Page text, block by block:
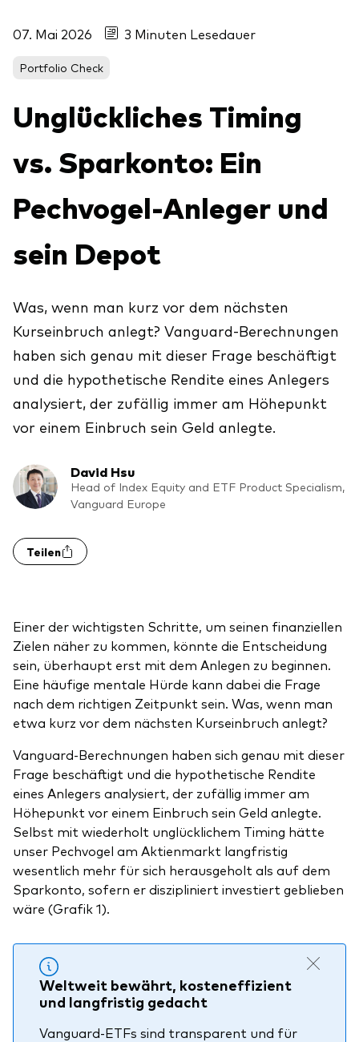
Aktien
Multi-Asset
Welt-ETFs
LifeStrategy
Ratgeber
ETF-Wissen
Unsere Anlageprinzipien
Sicherheit
Kontakt
07. Mai 2026 3 Minuten Lesedauer
Portfolio Check
Unglückliches Timing
vs. Sparkonto: Ein
Pechvogel-Anleger und
sein Depot
Was, wenn man kurz vor dem nächsten
Kurseinbruch anlegt? Vanguard-Berechnungen
haben sich genau mit dieser Frage beschäftigt
und die hypothetische Rendite eines Anlegers
analysiert, der zufällig immer am Höhepunkt
vor einem Einbruch sein Geld anlegte.
David Hsu
Head of Index Equity and ETF Product Specialism,
Vanguard Europe
Teilen
Einer der wichtigsten Schritte, um seinen finanziellen
Zielen näher zu kommen, könnte die Entscheidung
sein, überhaupt erst mit dem Anlegen zu beginnen.
Eine häufige mentale Hürde kann dabei die Frage
nach dem richtigen Zeitpunkt sein. Was, wenn man
etwa kurz vor dem nächsten Kurseinbruch anlegt?
Vanguard-Berechnungen haben sich genau mit dieser
Frage beschäftigt und die hypothetische Rendite
eines Anlegers analysiert, der zufällig immer am
Höhepunkt vor einem Einbruch sein Geld anlegte.
Selbst mit wiederholt unglücklichem Timing hätte
unser Pechvogel am Aktienmarkt langfristig
wesentlich mehr für sich herausgeholt als auf dem
Sparkonto, sofern er diszipliniert investiert geblieben
wäre (Grafik 1).
Weltweit bewährt, kosteneffizient
und langfristig gedacht
Vanguard-ETFs sind transparent und für